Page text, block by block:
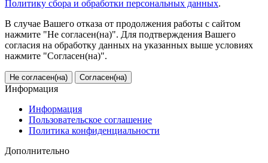
Политику сбора и обработки персональных данных.
В случае Вашего отказа от продолжения работы с сайтом
нажмите "Не согласен(на)". Для подтверждения Вашего
согласия на обработку данных на указанных выше условиях
нажмите "Согласен(на)".
Не согласен(на) Согласен(на)
Информация
Информация
Пользовательское соглашение
Политика конфиденциальности
Дополнительно